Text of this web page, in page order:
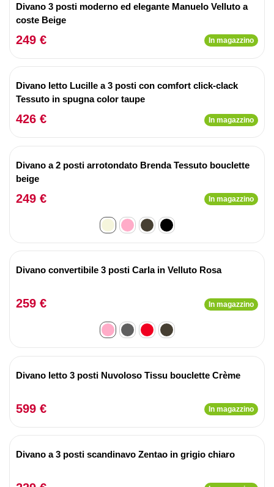
Divano 3 posti moderno ed elegante Manuelo Velluto a
coste Beige
249 € In magazzino
Divano letto Lucille a 3 posti con comfort click-clack
Tessuto in spugna color taupe
426 € In magazzino
Divano a 2 posti arrotondato Brenda Tessuto bouclette
beige
249 € In magazzino
Divano convertibile 3 posti Carla in Velluto Rosa
259 € In magazzino
Divano letto 3 posti Nuvoloso Tissu bouclette Crème
599 € In magazzino
Divano a 3 posti scandinavo Zentao in grigio chiaro